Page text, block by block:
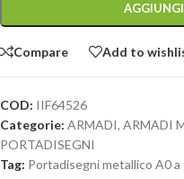
Compare Add to
COD: IIF64526
Categorie: ARMADI, ARMADI
PORTADISEGNI
Tag: Portadisegni metallico A0